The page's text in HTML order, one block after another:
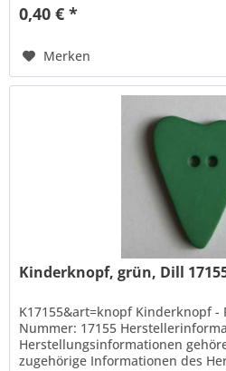
0,40 € *
Merken
Kinderknopf, grün, Dill
K17155&art=knopf Kinderknopf -
Nummer: 17155
Herstellungsinformationen
zugehörige Informationen des